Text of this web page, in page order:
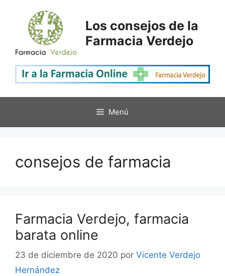
contenido
Los consejos de la
Farmacia Verdejo
Menú
consejos de farmacia
Farmacia Verdejo, farmacia
barata online
23 de diciembre de 2020 por Vicente Verdejo
Hernández